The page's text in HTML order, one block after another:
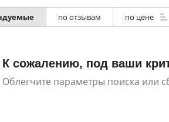
по отзывам по цене
К сожалению, под ваши
Облегчите параметры поиска или